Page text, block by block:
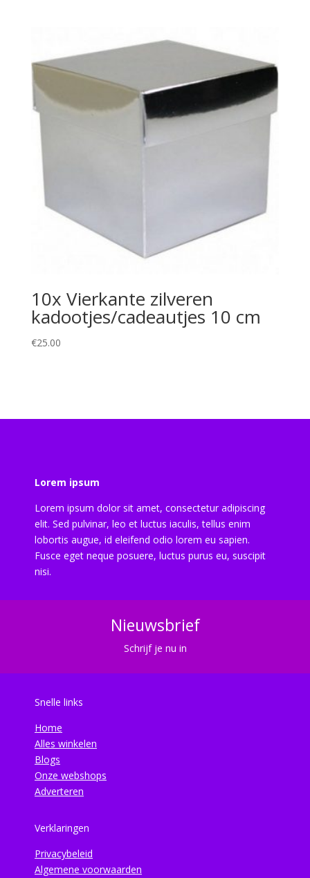
10x Vierkante zilveren
kadootjes/cadeautjes 10 cm
€25.00
Lorem ipsum
Lorem ipsum dolor sit amet, consectetur adipiscing
elit. Sed pulvinar, leo et luctus iaculis, tellus enim
lobortis augue, id eleifend odio lorem eu sapien.
Fusce eget neque posuere, luctus purus eu, suscipit
nisi.
Nieuwsbrief
Schrijf je nu in
Snelle links
Home
Alles winkelen
Blogs
Onze webshops
Adverteren
Verklaringen
Privacybeleid
Algemene voorwaarden